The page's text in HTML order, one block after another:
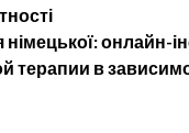
онлайн-
терапии в